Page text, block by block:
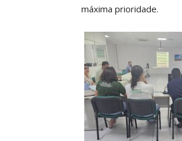
máxima prioridade.